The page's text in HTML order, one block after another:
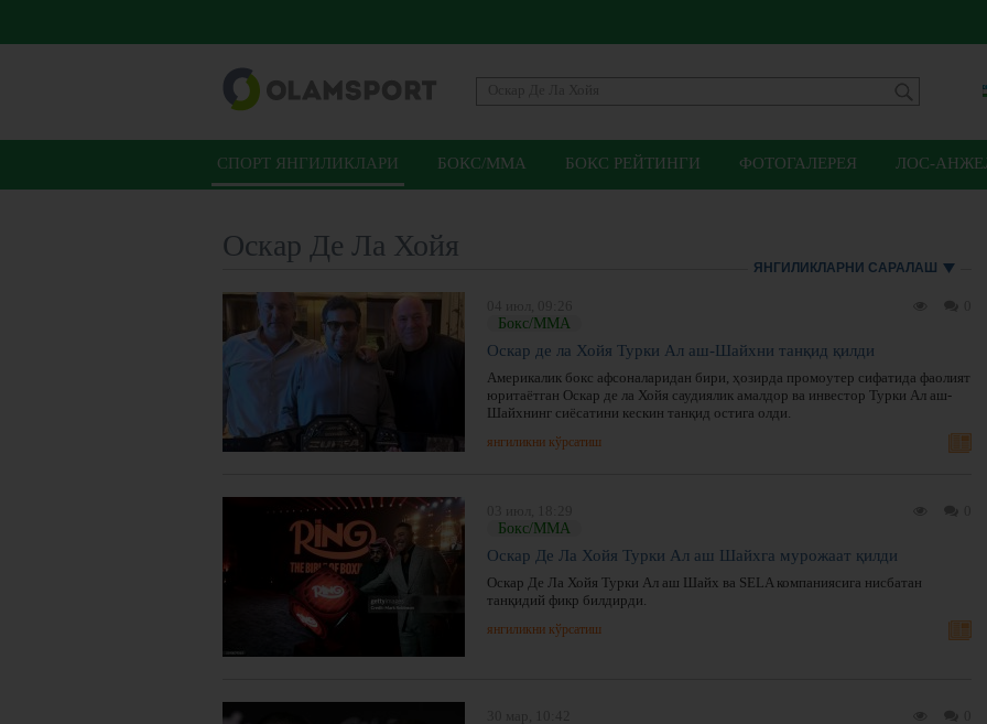
СПОРТ ЯНГИЛИКЛАРИ БОКС/ММА БОКС РЕЙТИНГИ ФОТОГАЛЕРЕЯ ЛОС-
Оскар Де Ла Хойя
ЯНГИЛИКЛАРНИ САРАЛАШ
Бокс/ММА
Оскар де ла Хойя Турки Ал аш-Шайхни танқид қилди
Америкалик бокс афсоналаридан бири, ҳозирда промоутер сифатида фаолият
юритаётган Оскар де ла Хойя саудиялик амалдор ва инвестор Турки Ал аш-
Шайхнинг сиёсатини кескин танқид остига олди.
янгиликни кўрсатиш
Бокс/ММА
Оскар Де Ла Хойя Турки Ал аш Шайхга мурожаат қилди
Оскар Де Ла Хойя Турки Ал аш Шайх ва SELA компаниясига нисбатан
танқидий фикр билдирди.
янгиликни кўрсатиш